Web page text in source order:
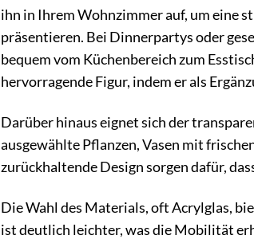
ihn in Ihrem Wohnzimmer auf, um eine
präsentieren. Bei Dinnerpartys oder
bequem vom Küchenbereich zum
hervorragende Figur, indem er als
Darüber hinaus eignet sich der
ausgewählte Pflanzen, Vasen mit
zurückhaltende Design sorgen dafür,
Die Wahl des Materials, oft Acrylglas,
ist deutlich leichter, was die Mobilität